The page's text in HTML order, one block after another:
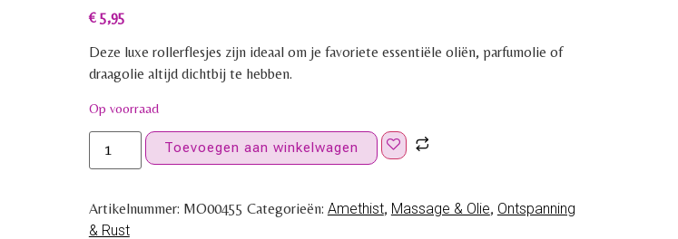
€5,95
Deze luxe rollerflesjes zijn ideaal om je favoriete essentiële oliën, parfumolie of
draagolie altijd dichtbij te hebben.
Op voorraad
Toevoegen aan winkelwagen
Artikelnummer: MO00455 Categorieën: Amethist, Massage & Olie, Ontspanning
& Rust